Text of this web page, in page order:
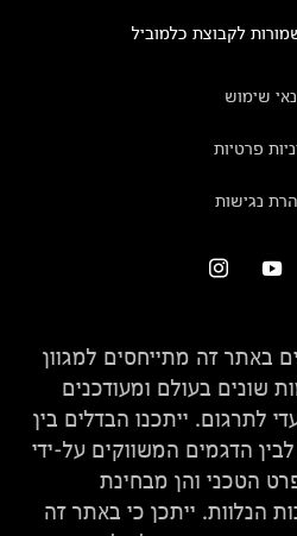
לקבוצת כלמוביל
שימוש
פרטיות
נגישות
באתר זה מתייחסים למגוון
שונים בעולם ומעודכנים
לתרגום. ייתכנו הבדלים בין
הדגמים המשווקים על-ידי
הטכני והן מבחינת
הנלוות. ייתכן כי באתר זה